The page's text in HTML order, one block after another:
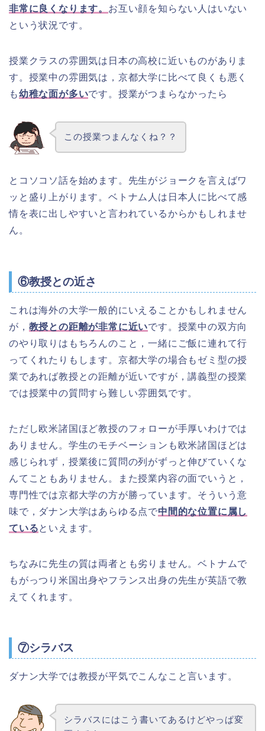
非常に良くなります。 お互い顔を知らない人はいない
という状況です。
授業クラスの雰囲気は日本の高校に近いものがありま
す。授業中の雰囲気は，京都大学に比べて良くも悪く
も幼稚な面が多いです。授業がつまらなかったら
この授業つまんなくね？？
とコソコソ話を始めます。先生がジョークを言えばワ
ッと盛り上がります。ベトナム人は日本人に比べて感
情を表に出しやすいと言われているからかもしれませ
ん。
⑥教授との近さ
これは海外の大学一般的にいえることかもしれません
が， 教授との距離が非常に近いです。授業中の双方向
のやり取りはもちろんのこと，一緒にご飯に連れて行
ってくれたりもします。京都大学の場合もゼミ型の授
業であれば教授との距離が近いですが，講義型の授業
では授業中の質問すら難しい雰囲気です。
ただし欧米諸国ほど教授のフォローが手厚いわけでは
ありません。学生のモチベーションも欧米諸国ほどは
感じられず，授業後に質問の列がずっと伸びていくな
んてこともありません。また授業内容の面でいうと，
専門性では京都大学の方が勝っています。そういう意
味で，ダナン大学はあらゆる点で中間的な位置に属し
ているといえます。
ちなみに先生の質は両者とも劣りません。ベトナムで
もがっつり米国出身やフランス出身の先生が英語で教
えてくれます。
⑦シラバス
ダナン大学では教授が平気でこんなこと言います。
シラバスにはこう書いてあるけどやっぱ変